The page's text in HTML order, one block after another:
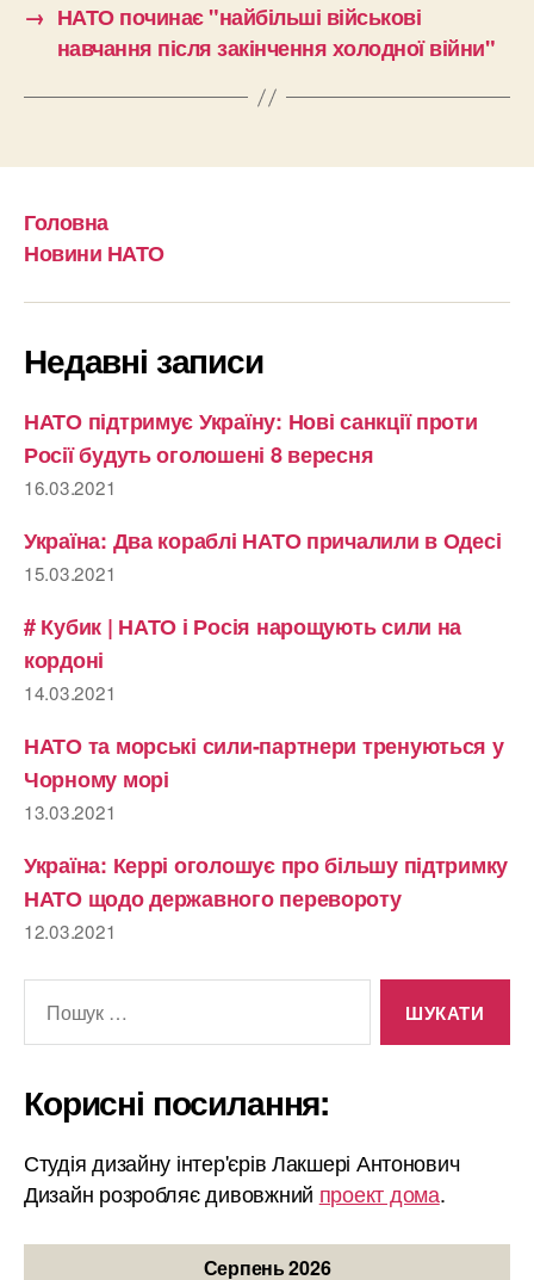
→ НАТО починає "найбільші військові
навчання після закінчення холодної війни"
Головна
Новини НАТО
Недавні записи
НАТО підтримує Україну: Нові санкції проти
Росії будуть оголошені 8 вересня
16.03.2021
Україна: Два кораблі НАТО причалили в Одесі
15.03.2021
# Кубик | НАТО і Росія нарощують сили на
кордоні
14.03.2021
НАТО та морські сили-партнери тренуються у
Чорному морі
13.03.2021
Україна: Керрі оголошує про більшу підтримку
НАТО щодо державного перевороту
12.03.2021
Корисні посилання:
Студія дизайну інтер'єрів Лакшері Антонович
Дизайн розробляє дивовжний проект дома.
Серпень 2026